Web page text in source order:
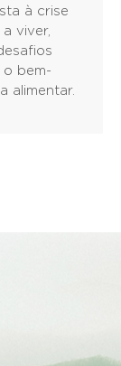
à crise
viver,
o bem-
alimentar.